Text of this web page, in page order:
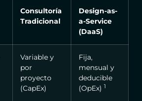
Consultoría
Tradicional
Design-as-
a-Service
(DaaS)
Variable y
por
proyecto
(CapEx)
Fija,
mensual y
deducible
(OpEx) 1